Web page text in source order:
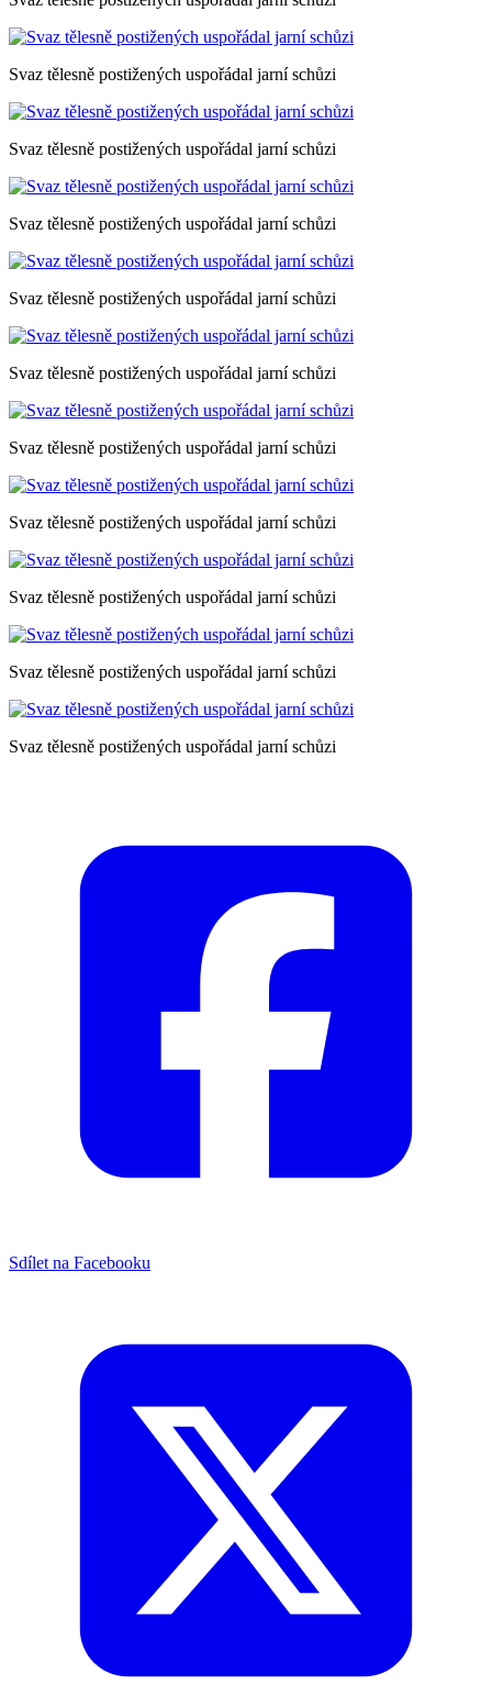
Svaz tělesně postižených uspořádal jarní schůzi
Svaz tělesně postižených uspořádal jarní schůzi
Svaz tělesně postižených uspořádal jarní schůzi
Svaz tělesně postižených uspořádal jarní schůzi
Svaz tělesně postižených uspořádal jarní schůzi
Svaz tělesně postižených uspořádal jarní schůzi
Svaz tělesně postižených uspořádal jarní schůzi
Svaz tělesně postižených uspořádal jarní schůzi
Svaz tělesně postižených uspořádal jarní schůzi
Svaz tělesně postižených uspořádal jarní schůzi
Sdílet na Facebooku